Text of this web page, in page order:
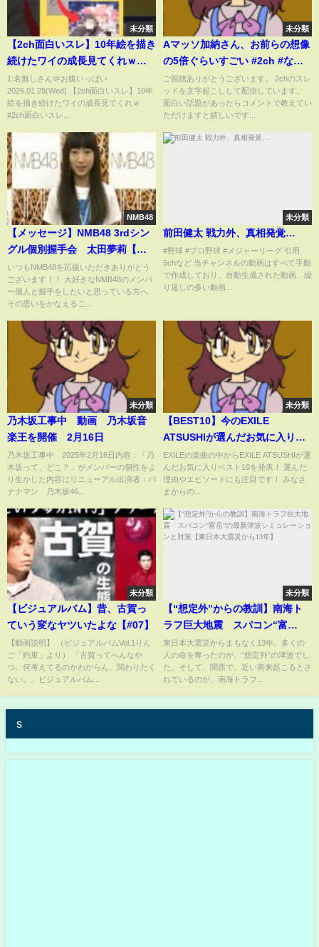
未分類
【2ch面白いスレ】10年絵を描き
続けたワイの成長見てくれｗ
#2ch面白いスレ #2chまとめ
1:名無しさん＠お腹いっぱい
2026.01.28(Wed) 【2ch面白いスレ】10年
絵を描き続けたワイの成長見てくれｗ
#2ch面白いスレ...
未分類
Aマッソ加納さん、お前らの想像
の5倍ぐらいすごい #2ch #なんj
#エンタメパーク #エンタメ
ご視聴ありがとうございます。 2chのスレ
ッドを文字起こしして配信しています。
面白い話題があったらコメントで教えてい
ただけますと嬉しいです...
NMB48
【メッセージ】NMB48 3rdシン
グル個別握手会 太田夢莉【公
式】
いつもNMB48を応援いただきありがとう
ございます！！ 大好きなNMB48のメンバ
ー個人と握手をしたいと思っている方へ
その思いをかなえるこ...
未分類
前田健太 戦力外、真相発覚…
#野球 #プロ野球 #メジャーリーグ 引用
5chなど 当チャンネルの動画はすべて手動
で作成しており、自動生成された動画、繰
り返しの多い動画...
未分類
乃木坂工事中 動画 乃木坂音
楽王を開催 2月16日
乃木坂工事中 2025年2月16日内容：「乃
木坂って、どこ？」がメンバーの個性をよ
り生かした内容にリニューアル出演者：バ
ナナマン 乃木坂46...
未分類
【BEST10】今のEXILE
ATSUSHIが選んだお気に入り楽
曲とは！？
EXILEの楽曲の中からEXILE ATSUSHIが選
んだお気に入りベスト10を発表！ 選んだ
理由やエピソードにも注目です！ みなさ
まからの...
未分類
【ビジュアルバム】昔、古賀っ
ていう変なヤツいたよな【#07】
【動画説明】 （ビジュアルバムVol.1りん
ご「約束」より） 「古賀ってへんなや
つ。何考えてるのかわからん。関わりたく
ない。」ビジュアルバム...
未分類
【“想定外”からの教訓】南海ト
ラフ巨大地震 スパコン“富
岳”の最新津波シミュレーション
と対策【東日本大震災から13
年】
東日本大震災からまもなく13年。多くの
人の命を奪ったのが、“想定外”の津波でし
た。そして、関西で、近い将来起こるとさ
れているのが、南海トラフ...
s